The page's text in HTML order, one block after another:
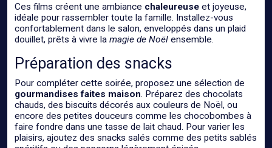
Ces films créent une ambiance chaleureuse et joyeuse,
idéale pour rassembler toute la famille. Installez-vous
confortablement dans le salon, enveloppés dans un plaid
douillet, prêts à vivre la magie de Noël ensemble.
Préparation des snacks
Pour compléter cette soirée, proposez une sélection de
gourmandises faites maison. Préparez des chocolats
chauds, des biscuits décorés aux couleurs de Noël, ou
encore des petites douceurs comme les chocobombes à
faire fondre dans une tasse de lait chaud. Pour varier les
plaisirs, ajoutez des snacks salés comme des petits sablés